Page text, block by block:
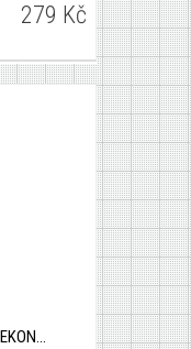
279 Kč
STOJÁNEK NA STŮL A4, EKONOM